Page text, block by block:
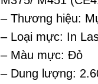
– Thương hiệu:
– Loại mực: In
– Màu mực: Đỏ
– Dung lượng: